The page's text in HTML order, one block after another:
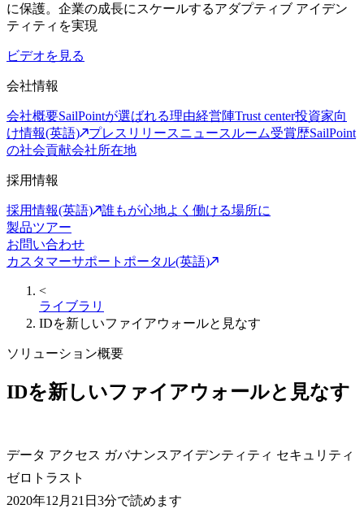
に保護。企業の成長にスケールするアダプティブ アイデン
ティティを実現
ビデオを見る
会社情報
会社概要SailPointが選ばれる理由経営陣Trust center投資家向
け情報(英語)
プレスリリースニュースルーム受賞歴SailPoint
の社会貢献会社所在地
採用情報
採用情報(英語)
誰もが心地よく働ける場所に
製品ツアー
お問い合わせ
カスタマーサポートポータル(英語)
<
ライブラリ
IDを新しいファイアウォールと見なす
ソリューション概要
IDを新しいファイアウォールと見なす
データ アクセス ガバナンスアイデンティティ セキュリティ
ゼロトラスト
2020年12月21日 3分で読めます